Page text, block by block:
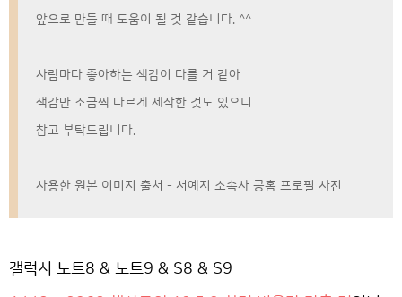
앞으로 만들 때 도움이 될 것 같습니다. ^^
사람마다 좋아하는 색감이 다를 거 같아
색감만 조금씩 다르게 제작한 것도 있으니
참고 부탁드립니다.
사용한 원본 이미지 출처 - 서예지 소속사 공홈 프로필 사진
갤럭시 노트8 & 노트9 & S8 & S9